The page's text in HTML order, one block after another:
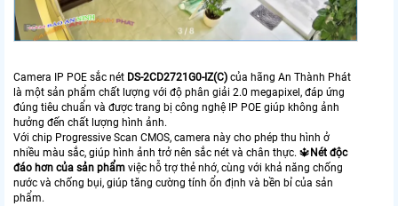
Camera IP POE sắc nét DS-2CD2721G0-IZ(C) của hãng An Thành Phát
là một sản phẩm chất lượng với độ phân giải 2.0 megapixel, đáp ứng
đúng tiêu chuẩn và được trang bị công nghệ IP POE giúp không ảnh
hưởng đến chất lượng hình ảnh.
Với chip Progressive Scan CMOS, camera này cho phép thu hình ở
nhiều màu sắc, giúp hình ảnh trở nên sắc nét và chân thực. 🔱 Nét độc
đáo hơn của sản phẩm việc hỗ trợ thẻ nhớ, cùng với khả năng chống
nước và chống bụi, giúp tăng cường tính ổn định và bền bỉ của sản
phẩm.